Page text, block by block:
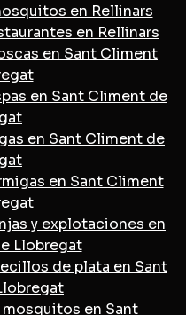
en Rellinars
en Rellinars
en Sant Climent
en Sant Climent de
en Sant Climent de
en Sant Climent
y explotaciones en
Llobregat
de plata en Sant
en Sant